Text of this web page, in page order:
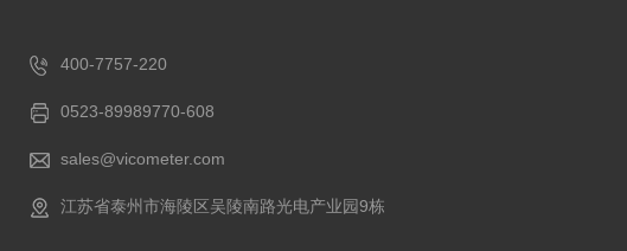
400-7757-220
0523-89989770-608
sales@vicometer.com
江苏省泰州市海陵区吴陵南路光电产业园9栋